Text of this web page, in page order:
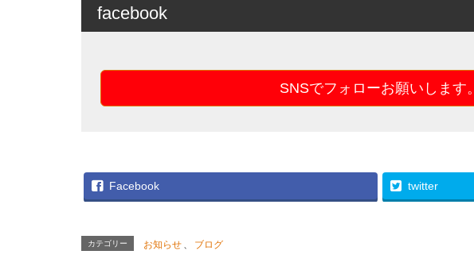
facebook
SNSでフォローお願いします。
Facebook twitter
カテゴリー お知らせ 、 ブログ